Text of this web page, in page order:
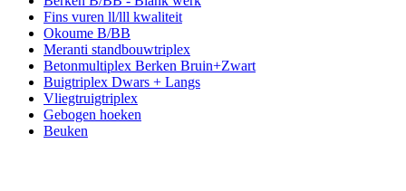
Fins vuren ll/lll kwaliteit
Okoume B/BB
Meranti standbouwtriplex
Betonmultiplex Berken Bruin+Zwart
Buigtriplex Dwars + Langs
Vliegtruigtriplex
Gebogen hoeken
Beuken